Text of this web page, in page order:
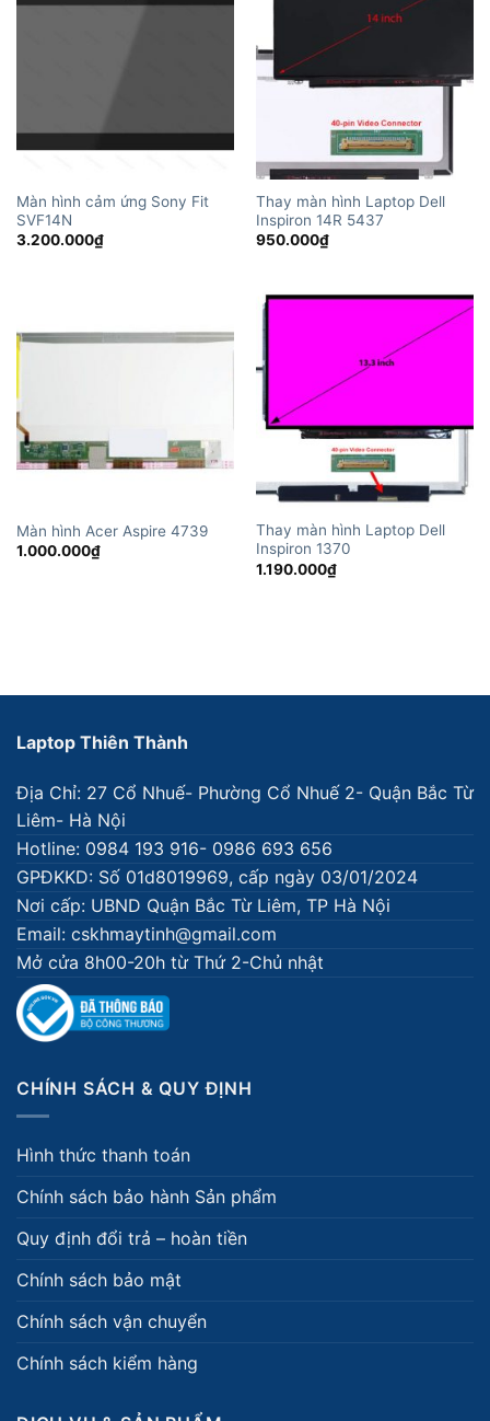
Màn hình cảm ứng Sony Fit
SVF14N
3.200.000₫
Thay màn hình Laptop Dell
Inspiron 14R 5437
950.000₫
Màn hình Acer Aspire 4739
1.000.000₫
Thay màn hình Laptop Dell
Inspiron 1370
1.190.000₫
Laptop Thiên Thành
Địa Chỉ: 27 Cổ Nhuế- Phường Cổ Nhuế 2- Quận Bắc Từ
Liêm- Hà Nội
Hotline: 0984 193 916- 0986 693 656
GPĐKKD: Số 01d8019969, cấp ngày 03/01/2024
Nơi cấp: UBND Quận Bắc Từ Liêm, TP Hà Nội
Email: cskhmaytinh@gmail.com
Mở cửa 8h00-20h từ Thứ 2-Chủ nhật
CHÍNH SÁCH & QUY ĐỊNH
Hình thức thanh toán
Chính sách bảo hành Sản phẩm
Quy định đổi trả – hoàn tiền
Chính sách bảo mật
Chính sách vận chuyển
Chính sách kiểm hàng